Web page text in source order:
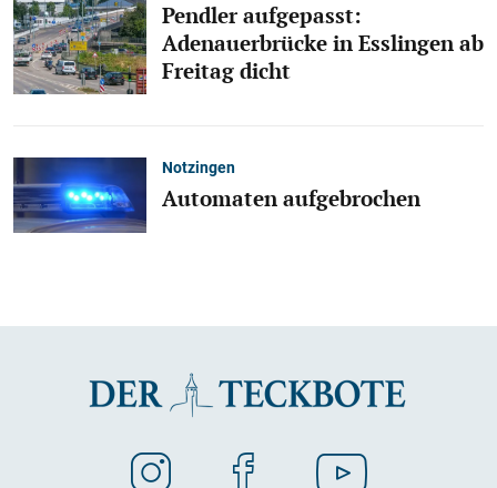
Pendler aufgepasst:
Adenauerbrücke in Esslingen ab
Freitag dicht
Notzingen
Automaten aufgebrochen